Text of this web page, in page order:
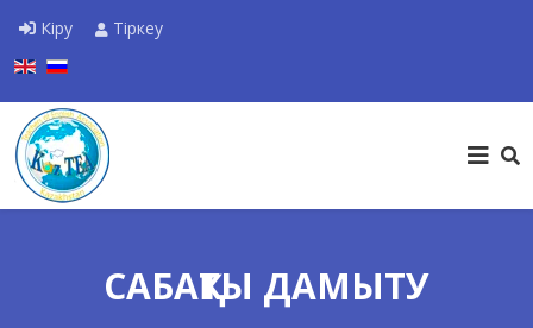
Кіру Тіркеу
САБАҚТЫ ДАМЫТУ